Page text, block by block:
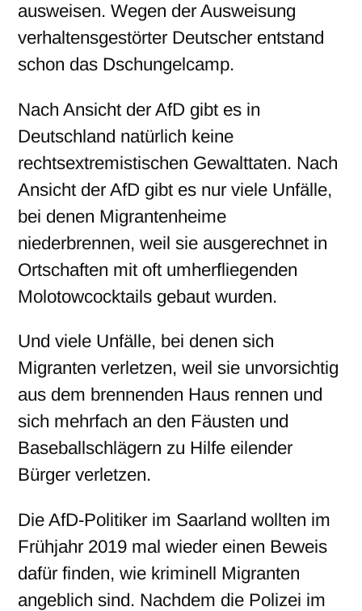
ausweisen. Wegen der Ausweisung
verhaltensgestörter Deutscher entstand
schon das Dschungelcamp.
Nach Ansicht der AfD gibt es in
Deutschland natürlich keine
rechtsextremistischen Gewalttaten. Nach
Ansicht der AfD gibt es nur viele Unfälle,
bei denen Migrantenheime
niederbrennen, weil sie ausgerechnet in
Ortschaften mit oft umherfliegenden
Molotowcocktails gebaut wurden.
Und viele Unfälle, bei denen sich
Migranten verletzen, weil sie unvorsichtig
aus dem brennenden Haus rennen und
sich mehrfach an den Fäusten und
Baseballschlägern zu Hilfe eilender
Bürger verletzen.
Die AfD-Politiker im Saarland wollten im
Frühjahr 2019 mal wieder einen Beweis
dafür finden, wie kriminell Migranten
angeblich sind. Nachdem die Polizei im